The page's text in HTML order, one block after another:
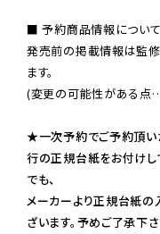
■ 予約商品情報について
発売前の掲載情報は監
ます。
(変更の可能性がある点…
★一次予約でご予約頂い
行の正規台紙をお付けし
でも、
メーカーより正規台紙
ざいます。予めご了承下さ